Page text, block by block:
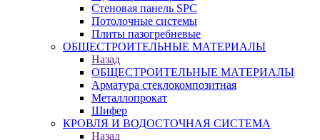
Стеновая панель SPC
Потолочные системы
Плиты пазогребневые
ОБЩЕСТРОИТЕЛЬНЫЕ МАТЕРИАЛЫ
Назад
ОБЩЕСТРОИТЕЛЬНЫЕ МАТЕРИАЛЫ
Арматура стеклокомпозитная
Металлопрокат
Шифер
КРОВЛЯ И ВОДОСТОЧНАЯ СИСТЕМА
Назад